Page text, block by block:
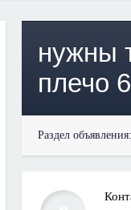
нужны
плечо
Раздел